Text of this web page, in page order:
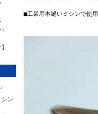
」
】
ン
■工業用本縫いミシンで使